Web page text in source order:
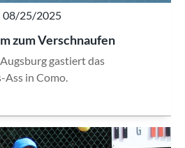
08/25/2025
zum Verschnaufen
gastiert das
Ass in Como.